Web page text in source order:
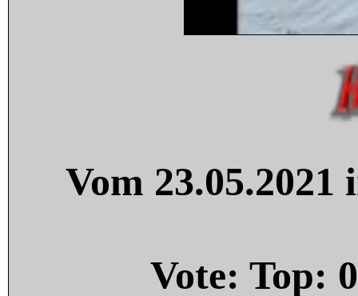
Vom
Vote: Top: 0